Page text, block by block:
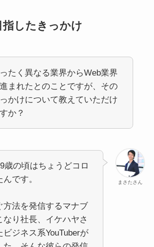
したきっかけ
たく異なる業界からWeb業界
まれたとのことですが、その
かけについて教えていただけ
か？
まさたさん
歳の頃はちょうどコロ
です。
方法を発信するマナブ
なり社長、イケハヤさ
ビジネス系YouTuberが